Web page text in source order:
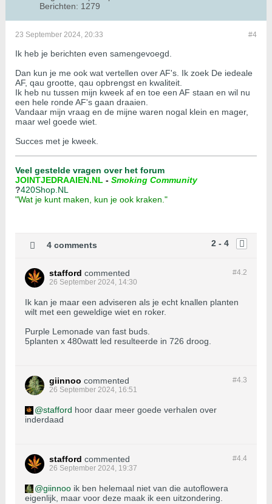
Berichten: 1279
#4
23 September 2024, 20:33
Ik heb je berichten even samengevoegd.
Dan kun je me ook wat vertellen over AF's. Ik zoek De iedeale
AF, qau grootte, qau opbrengst en kwaliteit.
Ik heb nu tussen mijn kweek af en toe een AF staan en wil nu
een hele ronde AF's gaan draaien.
Vandaar mijn vraag en de mijne waren nogal klein en mager,
maar wel goede wiet.
Succes met je kweek.
Veel gestelde vragen over het forum
JOINTJEDRAAIEN.NL - Smoking Community
?420Shop.NL
"Wat je kunt maken, kun je ook kraken."
2 - 4
4 comments
#4.2
stafford commented
26 September 2024, 14:30
Ik kan je maar een adviseren als je echt knallen planten
wilt met een geweldige wiet en roker.
Purple Lemonade van fast buds.
5planten x 480watt led resulteerde in 726 droog.
#4.3
giinnoo commented
26 September 2024, 16:51
stafford hoor daar meer goede verhalen over
inderdaad
#4.4
stafford commented
26 September 2024, 19:37
giinnoo ik ben helemaal niet van die autoflowera
eigenlijk, maar voor deze maak ik een uitzondering.